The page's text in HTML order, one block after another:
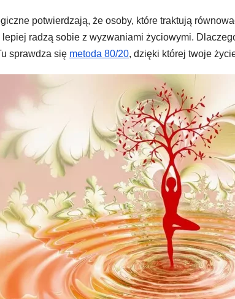
potwierdzają, że osoby, które traktują
lepiej radzą sobie z wyzwaniami życiowymi.
sprawdza się metoda 80/20, dzięki której twoje
BLOG
w
MAR